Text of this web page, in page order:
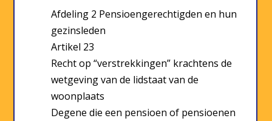
Afdeling 2 Pensioengerechtigden en hun
gezinsleden
Artikel 23
Recht op “verstrekkingen” krachtens de
wetgeving van de lidstaat van de
woonplaats
Degene die een pensioen of pensioenen